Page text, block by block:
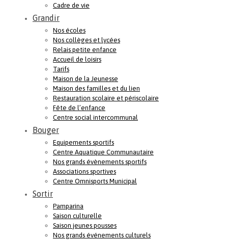
Cadre de vie
Grandir
Nos écoles
Nos collèges et lycées
Relais petite enfance
Accueil de loisirs
Tarifs
Maison de la Jeunesse
Maison des familles et du lien
Restauration scolaire et périscolaire
Fête de l’enfance
Centre social intercommunal
Bouger
Equipements sportifs
Centre Aquatique Communautaire
Nos grands évènements sportifs
Associations sportives
Centre Omnisports Municipal
Sortir
Pamparina
Saison culturelle
Saison jeunes pousses
Nos grands événements culturels